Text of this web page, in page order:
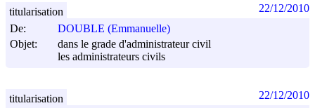
De:
DOUBLE (Emmanuelle)
Objet:
dans le grade d'administrateur civil
les administrateurs civils
titularisation 22/12/2010
titularisation 22/12/2010